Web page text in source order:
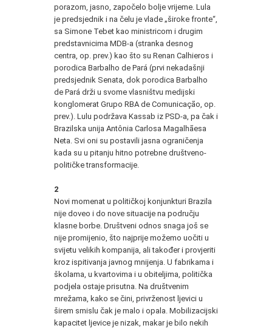
porazom, jasno, započelo bolje vrijeme. Lula
je predsjednik i na čelu je vlade „široke fronte“,
sa Simone Tebet kao ministricom i drugim
predstavnicima MDB-a (stranka desnog
centra, op. prev.) kao što su Renan Calhieros i
porodica Barbalho de Pará (prvi nekadašnji
predsjednik Senata, dok porodica Barbalho
de Pará drži u svome vlasništvu medijski
konglomerat Grupo RBA de Comunicação, op.
prev.). Lulu podržava Kassab iz PSD-a, pa čak i
Brazilska unija Antônia Carlosa Magalhãesa
Neta. Svi oni su postavili jasna ograničenja
kada su u pitanju hitno potrebne društveno-
političke transformacije.
2
Novi momenat u političkoj konjunkturi Brazila
nije doveo i do nove situacije na području
klasne borbe. Društveni odnos snaga još se
nije promijenio, što najprije možemo uočiti u
svijetu velikih kompanija, ali također i provjeriti
kroz ispitivanja javnog mnijenja. U fabrikama i
školama, u kvartovima i u obiteljima, politička
podjela ostaje prisutna. Na društvenim
mrežama, kako se čini, privrženost ljevici u
širem smislu čak je malo i opala. Mobilizacijski
kapacitet ljevice je nizak, makar je bilo nekih